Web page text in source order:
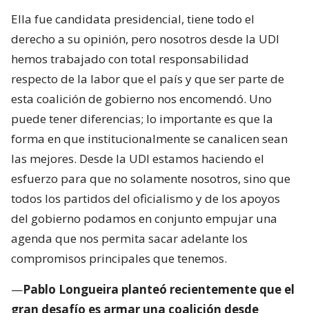
Ella fue candidata presidencial, tiene todo el
derecho a su opinión, pero nosotros desde la UDI
hemos trabajado con total responsabilidad
respecto de la labor que el país y que ser parte de
esta coalición de gobierno nos encomendó. Uno
puede tener diferencias; lo importante es que la
forma en que institucionalmente se canalicen sean
las mejores. Desde la UDI estamos haciendo el
esfuerzo para que no solamente nosotros, sino que
todos los partidos del oficialismo y de los apoyos
del gobierno podamos en conjunto empujar una
agenda que nos permita sacar adelante los
compromisos principales que tenemos.
—Pablo Longueira planteó recientemente que el
gran desafío es armar una coalición desde